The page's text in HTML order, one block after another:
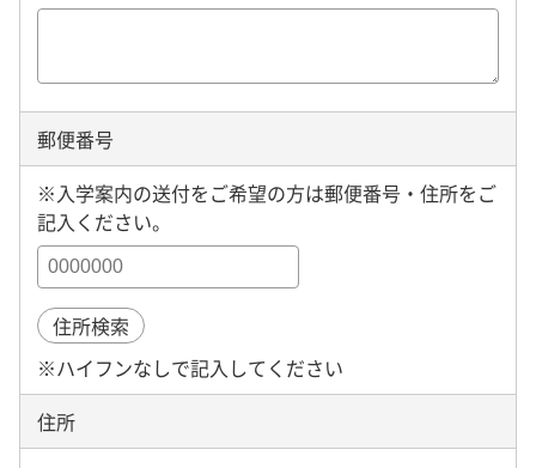
郵便番号
※入学案内の送付をご希望の方は郵便番号・住所をご
記入ください。
住所検索
※ハイフンなしで記入してください
住所